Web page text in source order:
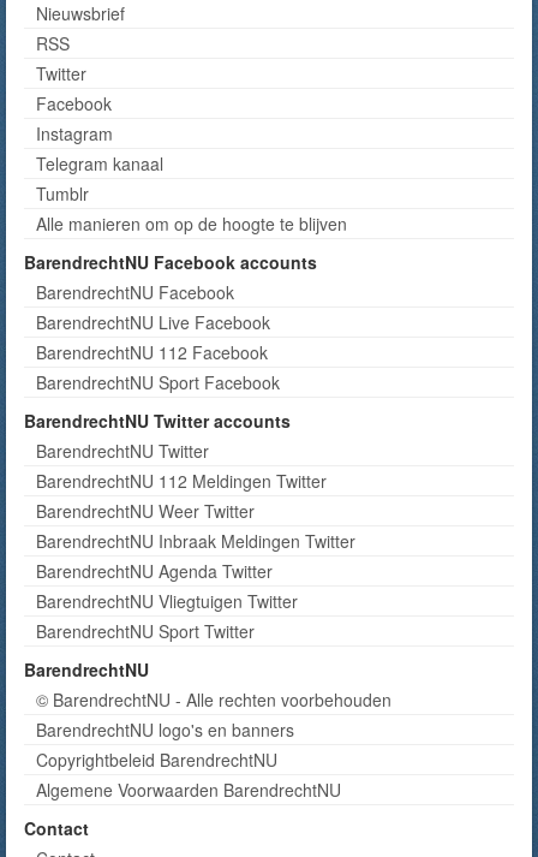
Nieuwsbrief
RSS
Twitter
Facebook
Instagram
Telegram kanaal
Tumblr
Alle manieren om op de hoogte te blijven
BarendrechtNU Facebook accounts
BarendrechtNU Facebook
BarendrechtNU Live Facebook
BarendrechtNU 112 Facebook
BarendrechtNU Sport Facebook
BarendrechtNU Twitter accounts
BarendrechtNU Twitter
BarendrechtNU 112 Meldingen Twitter
BarendrechtNU Weer Twitter
BarendrechtNU Inbraak Meldingen Twitter
BarendrechtNU Agenda Twitter
BarendrechtNU Vliegtuigen Twitter
BarendrechtNU Sport Twitter
BarendrechtNU
© BarendrechtNU - Alle rechten voorbehouden
BarendrechtNU logo's en banners
Copyrightbeleid BarendrechtNU
Algemene Voorwaarden BarendrechtNU
Contact